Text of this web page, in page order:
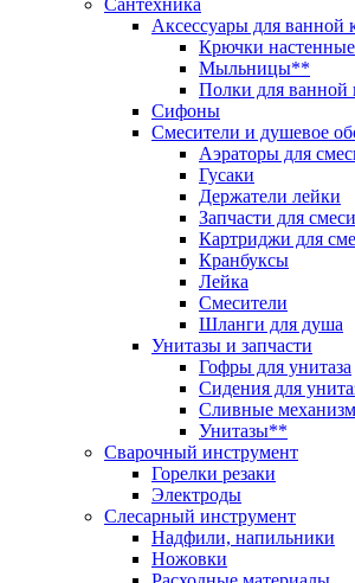
Сантехника
Аксессуары для ванной
Крючки настенные
Мыльницы**
Полки для ванной
Сифоны
Смесители и душевое
Аэраторы для
Гусаки
Держатели лейки
Запчасти для
Картриджи для
Кранбуксы
Лейка
Смесители
Шланги для душа
Унитазы и запчасти
Гофры для унитаза
Сидения для
Сливные
Унитазы**
Сварочный инструмент
Горелки резаки
Электроды
Слесарный инструмент
Надфили, напильники
Ножовки